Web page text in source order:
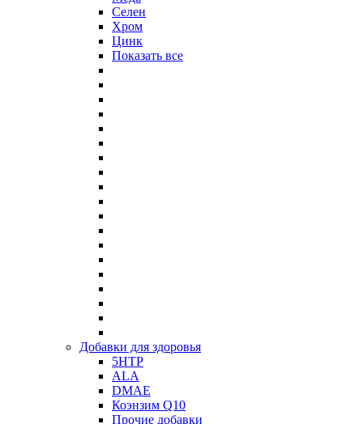
Селен
Хром
Цинк
Показать все
Добавки для здоровья
5HTP
ALA
DMAE
Коэнзим Q10
Прочие добавки